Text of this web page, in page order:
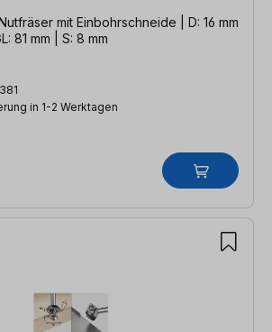
mit Einbohrschneide | D: 16 mm
81 mm | S: 8 mm
in 1-2 Werktagen